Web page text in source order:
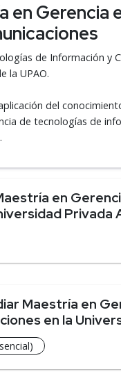
en Gerencia
de Información y
la UPAO.
del
de tecnologías de
en
Maestría en
en la